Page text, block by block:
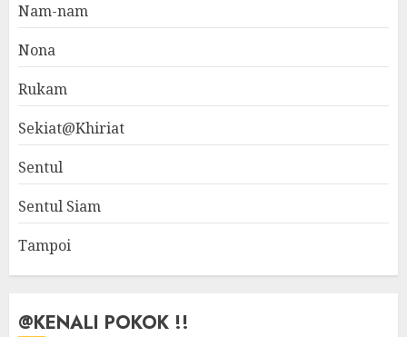
Nam-nam
Nona
Rukam
Sekiat@Khiriat
Sentul
Sentul Siam
Tampoi
@KENALI POKOK !!